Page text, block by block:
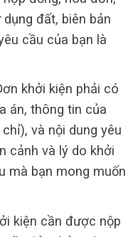
đất, biên bản
cầu của bạn là
khởi kiện phải có
án, thông tin của
và nội dung yêu
cảnh và lý do khởi
mà bạn mong muốn
kiện cần được nộp